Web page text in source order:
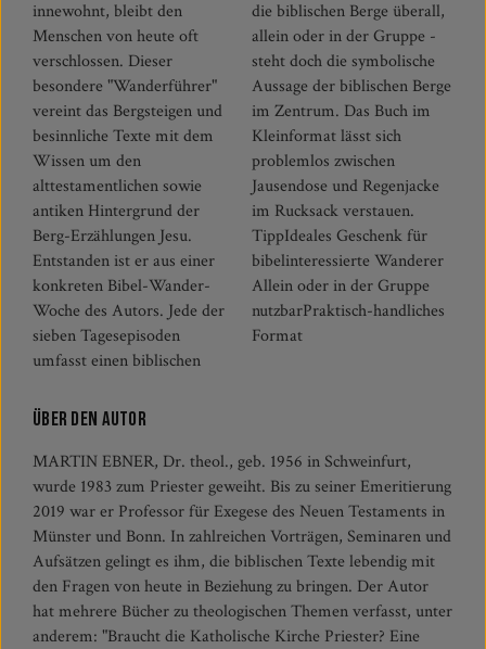
innewohnt, bleibt den
Menschen von heute oft
verschlossen. Dieser
besondere "Wanderführer"
vereint das Bergsteigen und
besinnliche Texte mit dem
Wissen um den
alttestamentlichen sowie
antiken Hintergrund der
Berg-Erzählungen Jesu.
Entstanden ist er aus einer
konkreten Bibel-Wander-
Woche des Autors. Jede der
sieben Tagesepisoden
umfasst einen biblischen
die biblischen Berge überall,
allein oder in der Gruppe -
steht doch die symbolische
Aussage der biblischen Berge
im Zentrum. Das Buch im
Kleinformat lässt sich
problemlos zwischen
Jausendose und Regenjacke
im Rucksack verstauen.
TippIdeales Geschenk für
bibelinteressierte Wanderer
Allein oder in der Gruppe
nutzbarPraktisch-handliches
Format
Über den Autor
MARTIN EBNER, Dr. theol., geb. 1956 in Schweinfurt,
wurde 1983 zum Priester geweiht. Bis zu seiner Emeritierung
2019 war er Professor für Exegese des Neuen Testaments in
Münster und Bonn. In zahlreichen Vorträgen, Seminaren und
Aufsätzen gelingt es ihm, die biblischen Texte lebendig mit
den Fragen von heute in Beziehung zu bringen. Der Autor
hat mehrere Bücher zu theologischen Themen verfasst, unter
anderem: "Braucht die Katholische Kirche Priester? Eine